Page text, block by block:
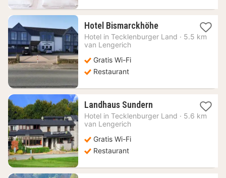
Hotel Bismarckhöhe1
nacht
Hotel in Tecklenburger Land · 5.5 km
van Lengerich
Gratis Wi-Fi
Restaurant
Landhaus Sundern1
nacht
Hotel in Tecklenburger Land · 5.6 km
van Lengerich
Gratis Wi-Fi
Restaurant